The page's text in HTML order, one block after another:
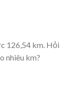
126,54 km. Hỏi
nhiêu km?